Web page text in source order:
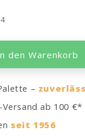
den Warenkorb
–
Versand ab 100 €*
seit 1956